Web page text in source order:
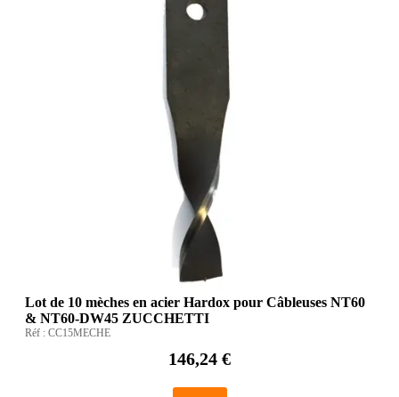
Lot de 10 mèches en acier Hardox pour Câbleuses NT60
& NT60-DW45 ZUCCHETTI
Réf : CC15MECHE
146,24 €